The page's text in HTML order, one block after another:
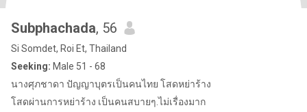
Subphachada, 56
Si Somdet, Roi Et, Thailand
Seeking: Male 51 - 68
นางศุภชาดา ปัญญาบุตรเป็นคนไทย โสดหย่าร้าง
โสดผ่านการหย่าร้าง เป็นคนสบายๆ.ไม่เรื่องมาก